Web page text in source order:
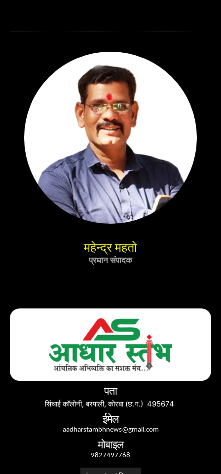
महेन्द्र महतो
प्रधान संपादक
पता
सिंचाई कॉलोनी, बरपाली, कोरबा (छ.ग.) 495674
ईमेल
aadharstambhnews@gmail.com
मोबाइल
9827497768